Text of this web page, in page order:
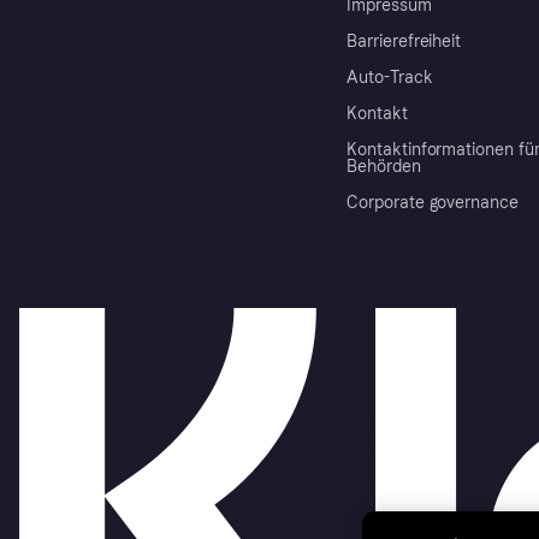
Impressum
Barrierefreiheit
Auto-Track
Kontakt
Kontaktinformationen für
Behörden
Corporate governance